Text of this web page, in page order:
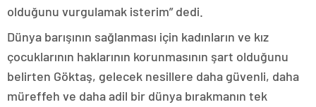
olduğunu vurgulamak isterim” dedi.
Dünya barışının sağlanması için kadınların ve kız
çocuklarının haklarının korunmasının şart olduğunu
belirten Göktaş, gelecek nesillere daha güvenli, daha
müreffeh ve daha adil bir dünya bırakmanın tek